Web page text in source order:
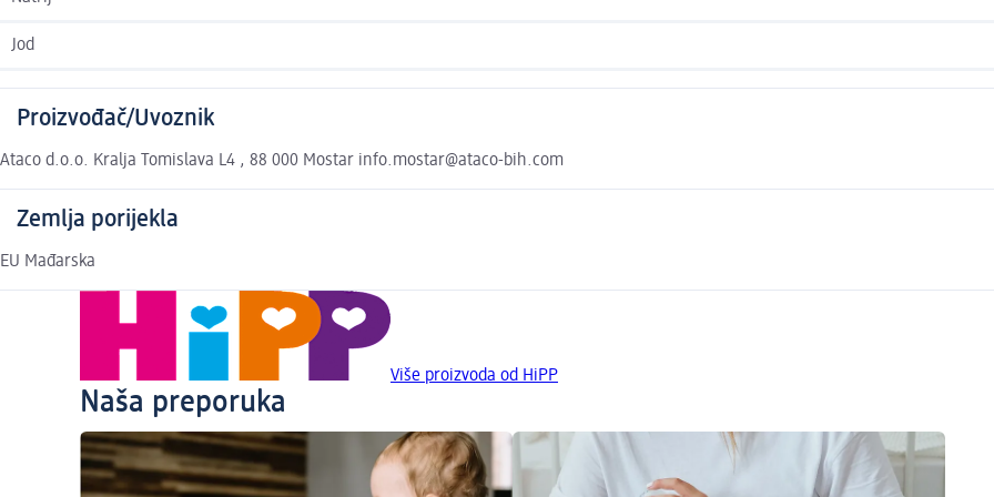
Jod
Proizvođač/Uvoznik
Ataco d.o.o. Kralja Tomislava L4 , 88 000 Mostar info.mostar@ataco-bih.com
Zemlja porijekla
EU Mađarska
Više proizvoda od HiPP
Naša preporuka